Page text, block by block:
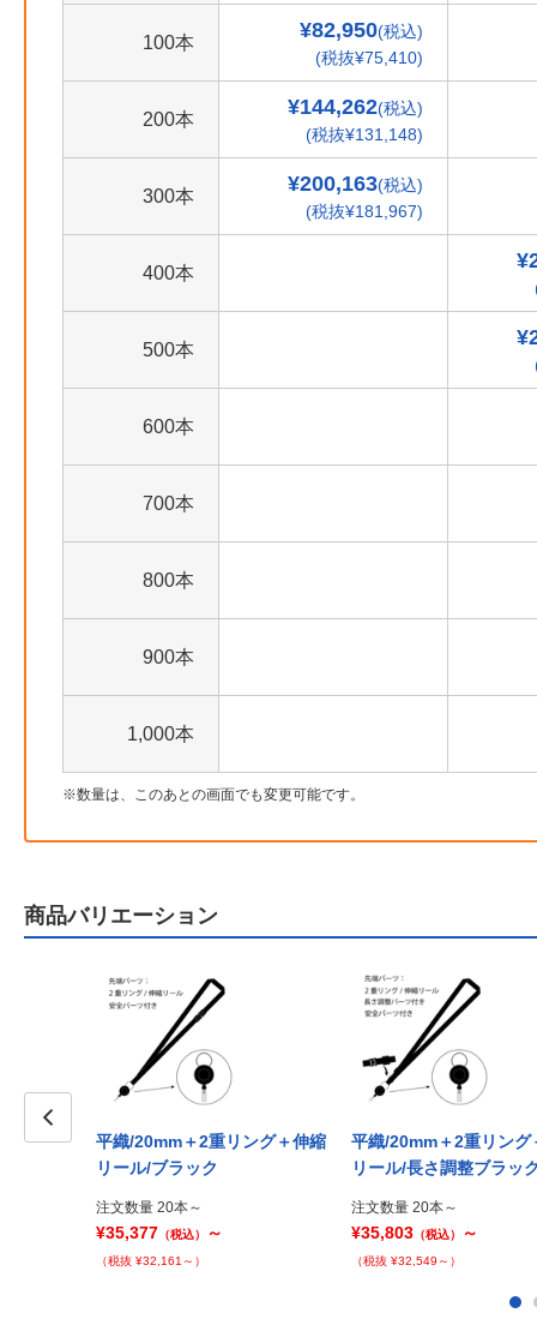
100本
¥82,950(税込)
(税抜¥75,410)
200本
¥144,262(税込)
(税抜¥131,148)
300本
¥200,163(税込)
(税抜¥181,967)
400本
500本
600本
700本
800本
900本
1,000本
数量は、このあとの画面でも変更可能です。
商品バリエーション
平織/20mm＋2重リング＋伸縮
リール/ブラック
注文数量 20本～
¥35,377 （税込） ～
（税抜 ¥32,161～）
平織/20mm＋2重リング
リール/長さ調整ブラッ
注文数量 20本～
¥35,803 （税込） ～
（税抜 ¥32,549～）